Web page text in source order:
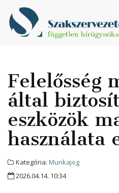
Felelősség
által
eszközök
használata
Kategória: Munkajog
2026.04.14. 10:34